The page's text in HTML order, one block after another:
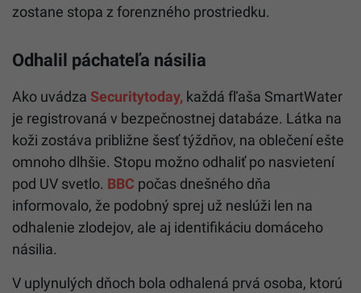
zostane stopa z forenzného prostriedku.
Odhalil páchateľa násilia
Ako uvádza Securitytoday, každá fľaša SmartWater
je registrovaná v bezpečnostnej databáze. Látka na
koži zostáva približne šesť týždňov, na oblečení ešte
omnoho dlhšie. Stopu možno odhaliť po nasvietení
pod UV svetlo. BBC počas dnešného dňa
informovalo, že podobný sprej už neslúži len na
odhalenie zlodejov, ale aj identifikáciu domáceho
násilia.
V uplynulých dňoch bola odhalená prvá osoba, ktorú